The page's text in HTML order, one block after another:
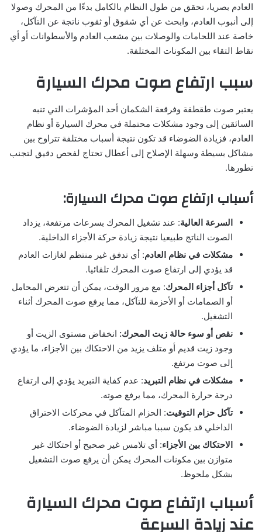
العادم بصريا، تحقق من طول النظام بالكامل بدءًا من المحرك وصولا
إلى أنبوب العادم، وابحث عن أي شقوق أو ثقوب ناتجة عن التآكل،
خاصة عند اللحامات والوصلات بين مشعب العادم والأسطوانات أو أي
نقاط التقاء بين المكونات المختلفة.
سبب ارتفاع صوت محرك السيارة
يعتبر صوت طقطقة وفرقعة الشكمان أحد المؤشرات التي تنبه
السائقين إلى وجود مشكلات محتملة في محرك السيارة أو نظام
العادم، فزيادة الضوضاء قد تكون نتيجة أسباب مختلفة تتراوح بين
مشاكل بسيطة وسهلة الإصلاح إلى أعطال تحتاج لفحص دقيق لتجنب
تطورها.
أسباب ارتفاع صوت محرك السيارة:
السرعة العالية: عند تشغيل المحرك بسرعات مرتفعة، يزداد
الصوت الناتج طبيعيا نتيجة زيادة حركة الأجزاء الداخلية.
مشكلات في نظام العادم: أي تدفق غير منتظم لغازات العادم
قد يؤدي إلى ارتفاع صوت المحرك تلقائيا.
تآكل أجزاء المحرك: مع مرور الوقت، يمكن أن تتعرض المحامل
أو الصمامات أو الأحزمة للتآكل، مما يرفع صوت المحرك أثناء
التشغيل.
نقص أو سوء حالة زيت المحرك: انخفاض مستوى الزيت أو
وجود زيت قديم أو متلف يزيد من الاحتكاك بين الأجزاء، ما يؤدي
إلى صوت مرتفع.
مشكلات في نظام التبريد: عدم كفاية التبريد يؤدي إلى ارتفاع
درجة حرارة المحرك، مما يرفع صوته.
تآكل حزام التوقيت: الحزام المتآكل في محركات الاحتراق
الداخلي قد يكون سببا مباشر لزيادة الضوضاء.
الاحتكاك بين الأجزاء: أي تلامس غير صحيح أو احتكاك غير
متوازن بين مكونات المحرك يمكن أن يرفع صوت التشغيل
بشكل ملحوظ.
أسباب ارتفاع صوت محرك السيارة
عند زيادة السرعة